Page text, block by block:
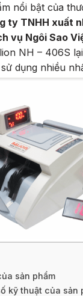
nổi bật của
ty TNHH xuất
vụ Ngôi Sao
NH – 406S
dụng nhiều
sản phẩm
kỹ thuật của sản